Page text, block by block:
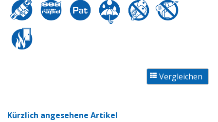
Kürzlich angesehene Artikel